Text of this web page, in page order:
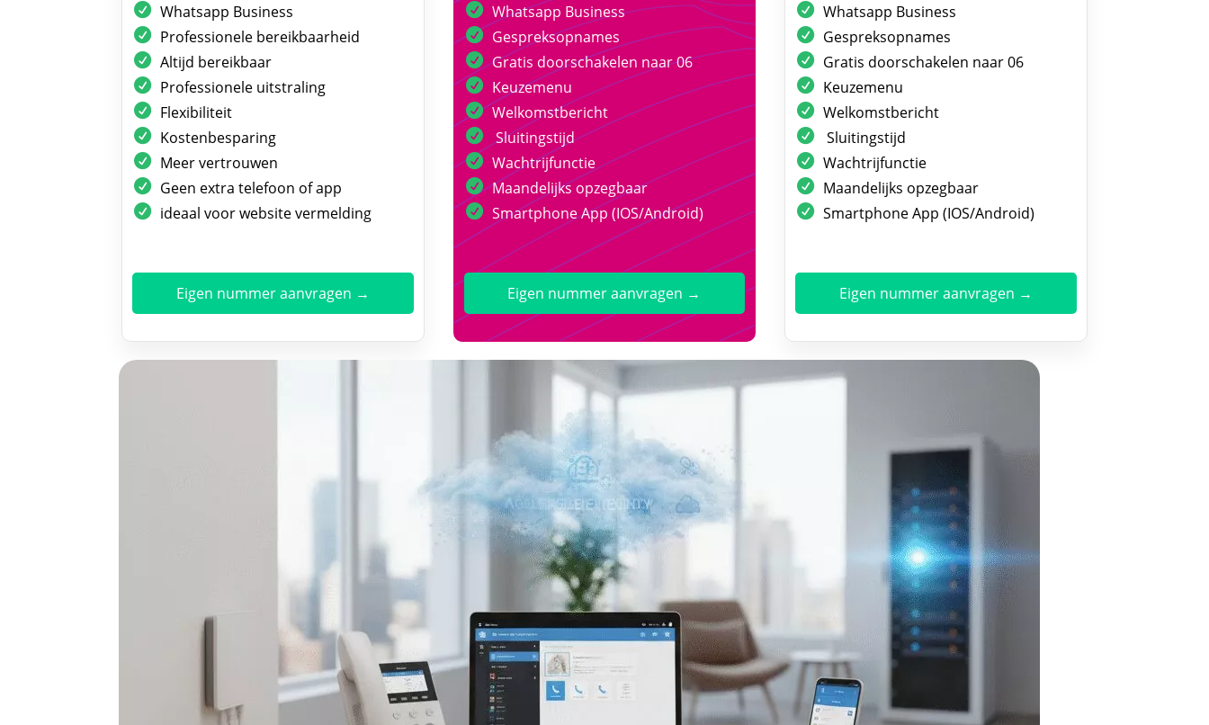
Whatsapp Business
Professionele bereikbaarheid
Altijd bereikbaar
Professionele uitstraling
Flexibiliteit
Kostenbesparing
Meer vertrouwen
Geen extra telefoon of app
ideaal voor website vermelding
Eigen nummer aanvragen →
Whatsapp Business
Gespreksopnames
Gratis doorschakelen naar 06
Keuzemenu
Welkomstbericht
Sluitingstijd
Wachtrijfunctie
Maandelijks opzegbaar
Smartphone App (IOS/Android)
Eigen nummer aanvragen →
Whatsapp Business
Gespreksopnames
Gratis doorschakelen naar 06
Keuzemenu
Welkomstbericht
Sluitingstijd
Wachtrijfunctie
Maandelijks opzegbaar
Smartphone App (IOS/Android)
Eigen nummer aanvragen →